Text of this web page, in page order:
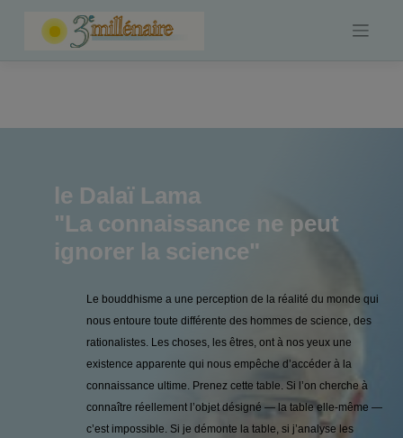
le Dalaï Lama
"La connaissance ne peut
ignorer la science"
Le bouddhisme a une perception de la réalité du monde qui
nous entoure toute différente des hommes de science, des
rationalistes. Les choses, les êtres, ont à nos yeux une
existence apparente qui nous empêche d’accéder à la
connaissance ultime. Prenez cette table. Si l’on cherche à
connaître réellement l’objet désigné — la table elle-même —
c’est impossible. Si je démonte la table, si j’analyse les